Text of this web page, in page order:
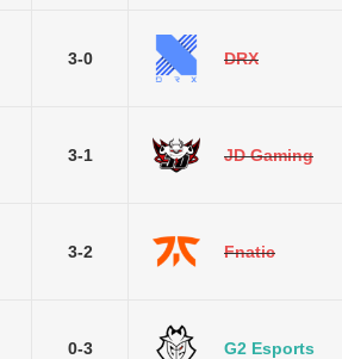
3-0 DRX
3-1 JD Gaming
3-2 Fnatic
0-3 G2 Esports